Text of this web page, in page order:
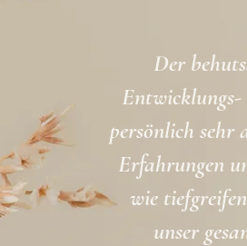
Der
persönlich sehr
Erfahrungen
wie
unser